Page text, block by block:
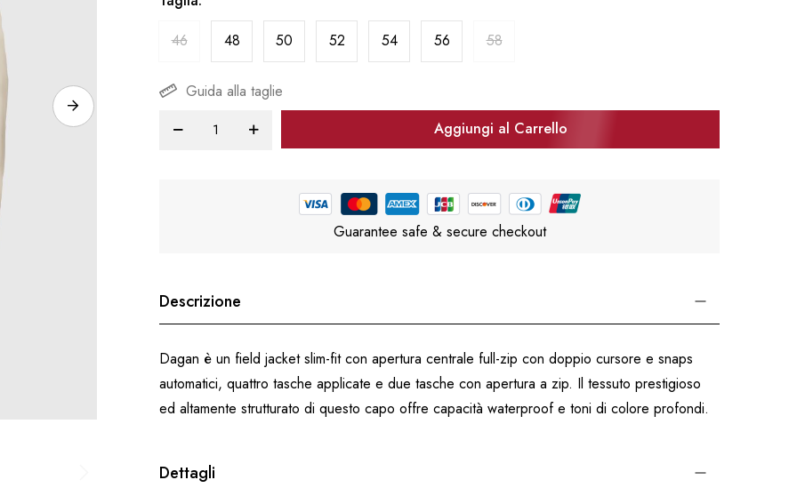
46
48 50 52 54 56 58
Guida alla taglie
Aggiungi al Carrello
Guarantee safe & secure checkout
Descrizione
Dagan è un field jacket slim-fit con apertura centrale full-zip con doppio cursore e snaps
automatici, quattro tasche applicate e due tasche con apertura a zip. Il tessuto prestigioso
ed altamente strutturato di questo capo offre capacità waterproof e toni di colore profondi.
Dettagli